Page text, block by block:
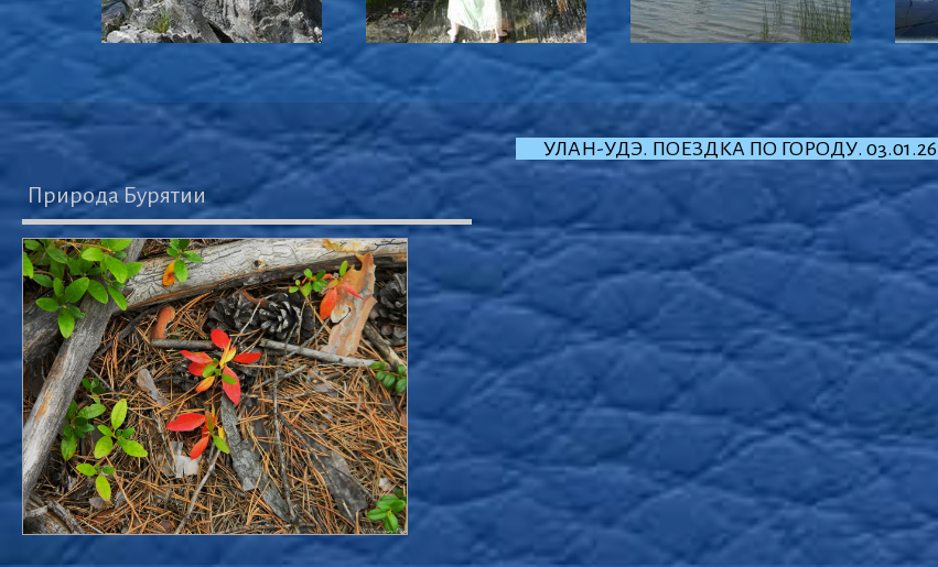
Природа Бурятии
УЛАН-УДЭ. ПОЕЗДКА ПО ГОРОДУ. 03.01.26